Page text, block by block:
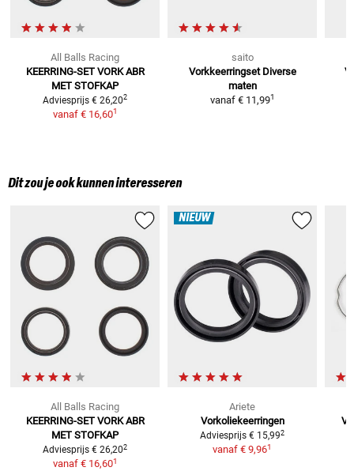
All Balls Racing
KEERRING-SET VORK ABR
MET STOFKAP
Adviesprijs € 26,202
vanaf € 16,601
saito
Vorkkeerringset Diverse
maten
vanaf € 11,991
Dit zou je ook kunnen interesseren
All Balls Racing
KEERRING-SET VORK ABR
MET STOFKAP
Adviesprijs € 26,202
vanaf € 16,601
NIEUW
Ariete
Vorkoliekeerringen
Adviesprijs € 15,992
vanaf € 9,961